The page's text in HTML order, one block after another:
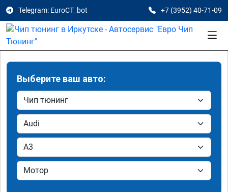
Telegram: EuroCT_bot +7 (3952) 40-71-09
Выберите ваш авто: